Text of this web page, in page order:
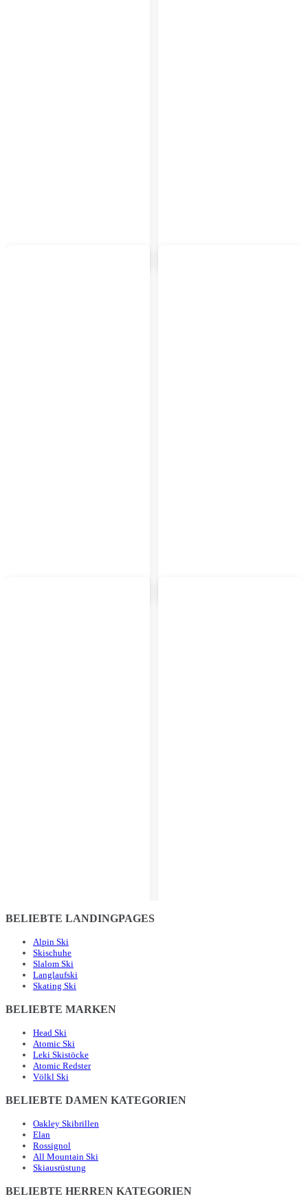
BELIEBTE LANDINGPAGES
Alpin Ski
Skischuhe
Slalom Ski
Langlaufski
Skating Ski
BELIEBTE MARKEN
Head Ski
Atomic Ski
Leki Skistöcke
Atomic Redster
Völkl Ski
BELIEBTE DAMEN KATEGORIEN
Oakley Skibrillen
Elan
Rossignol
All Mountain Ski
Skiausrüstung
BELIEBTE HERREN KATEGORIEN